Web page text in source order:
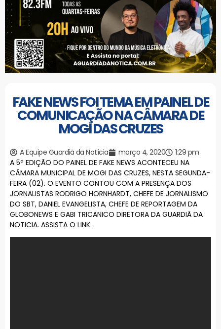
FAKE NEWS FOI TEMA EM PAINEL DE
COMUNICAÇÃO NA CÂMARA DE
MOGI DAS CRUZES
A Equipe Guardiã da Notícia março 4, 2020
1:29 pm
A 5ª EDIÇÃO DO PAINEL DE FAKE NEWS ACONTECEU NA
CÂMARA MUNICIPAL DE MOGI DAS CRUZES, NESTA SEGUNDA-
FEIRA (02). O EVENTO CONTOU COM A PRESENÇA DOS
JORNALISTAS RODRIGO HORNHARDT, CHEFE DE JORNALISMO
DO SBT, DANIEL EVANGELISTA, CHEFE DE REPORTAGEM DA
GLOBONEWS E GABI TRICANICO DIRETORA DA GUARDIÃ DA
NOTICIA. ASSISTA O LINK.